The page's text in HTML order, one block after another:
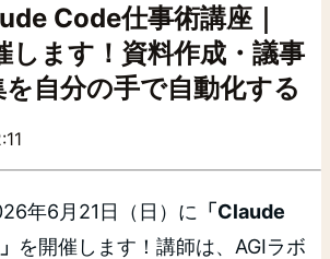
Code仕事術講座｜
ます！資料作成・議事
自分の手で自動化する
年6月21日（日）に 「Claude
を開催します！講師は、AGIラボ